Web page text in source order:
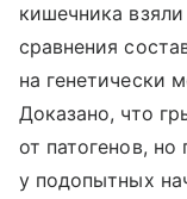
кишечника
сравнения
на генетически
Доказано, что
от патогенов,
у подопытных